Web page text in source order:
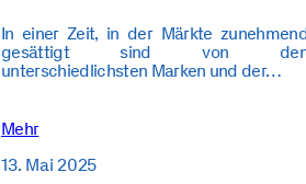
In einer Zeit, in der Märkte
gesättigt sind von
unterschiedlichsten Marken und der…
Mehr
13. Mai 2025